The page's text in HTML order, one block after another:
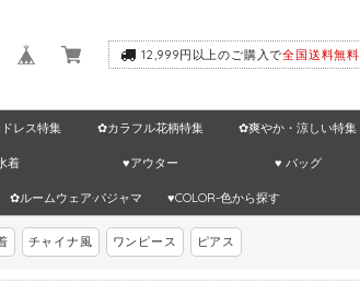
12,999円以上のご購入で全国送料無料
レス特集 ✿カラフル花柄特集 ✿爽やか・涼しい特集
着 ♥アウター ♥ バッグ
✿ルームウェア·パジャマ ♥COLOR-色から探す
チャイナ風 ワンピース ピアス